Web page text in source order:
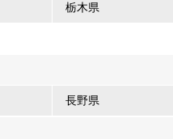
栃木県
長野県